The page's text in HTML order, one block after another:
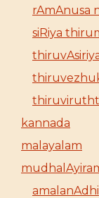
rAmAnusa
siRiya
kannada
malayalam